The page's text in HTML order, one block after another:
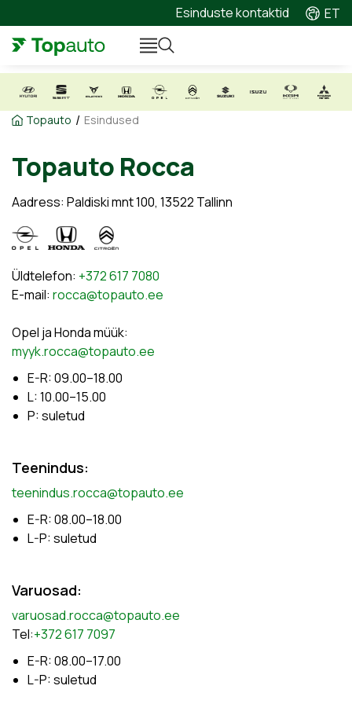
Esinduste kontaktid ET
Topauto / Esindused
Topauto Rocca
Aadress: Paldiski mnt 100, 13522 Tallinn
Üldtelefon: +372 617 7080
E-mail: rocca@topauto.ee
Opel ja Honda müük:
myyk.rocca@topauto.ee
E-R: 09.00–18.00
L: 10.00–15.00
P: suletud
Teenindus:
teenindus.rocca@topauto.ee
E-R: 08.00–18.00
L-P: suletud
Varuosad:
varuosad.rocca@topauto.ee
Tel:+372 617 7097
E-R: 08.00–17.00
L-P: suletud